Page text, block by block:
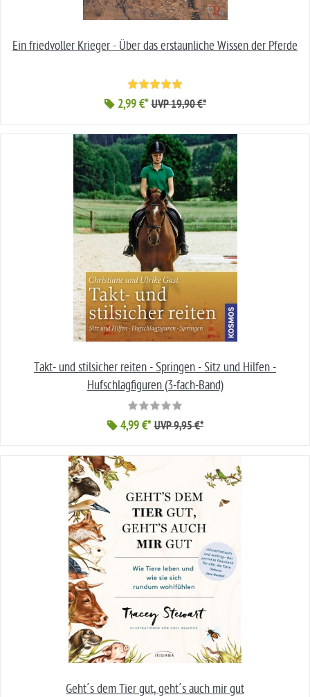
Ein friedvoller Krieger - Über das erstaunliche Wissen der Pferde
2,99 €* UVP 19,90 €*
Takt- und stilsicher reiten - Springen - Sitz und Hilfen -
Hufschlagfiguren (3-fach-Band)
4,99 €* UVP 9,95 €*
Geht´s dem Tier gut, geht´s auch mir gut